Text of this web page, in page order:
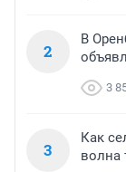
2
В
3
3
Как
волна